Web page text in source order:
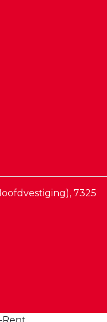
7325